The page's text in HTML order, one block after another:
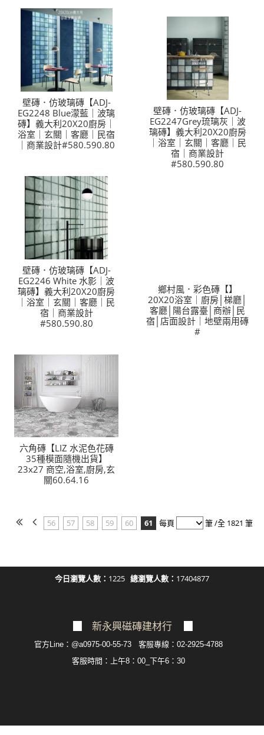
壁磚．仿玻璃磚【ADJ-
EG2248 Blue濛藍｜波璃
磚】義大利20X20廚房｜
浴室｜玄關｜客廳｜民宿
｜商業設計#580.590.80
壁磚．仿玻璃磚【ADJ-
EG2247Grey琉璃灰｜波
璃磚】義大利20X20廚房
｜浴室｜玄關｜客廳｜民
宿｜商業設計
#580.590.80
壁磚．仿玻璃磚【ADJ-
EG2246 White 水影｜波
璃磚】義大利20X20廚房
｜浴室｜玄關｜客廳｜民
宿｜商業設計
#580.590.80
鄉村風．彩色磚【】
20X20浴室｜廚房│梯廳│
客廳│陽台露臺│商辦│民
宿│店面設計｜地壁兩用磚
#
六角磚【LIZ 水泥色花磚
35種模面隨機出貨】
23x27 商空,浴室,廚房,玄
關60.64.16
56 57 58 59 60 61 每頁 筆 /全 1821 筆
今日瀏覽人數： 1225 總瀏覽人數： 17404877
新永興磁磚建材行
官方Line：@a0975-00-55-73 客服專線：02-2925-4788
客服 時間：上午8：00_下午6：30